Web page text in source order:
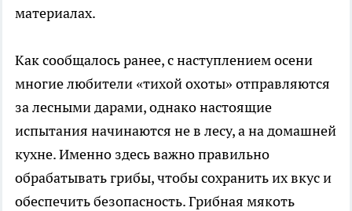
материалах.
Как сообщалось ранее, с наступлением осени
многие любители «тихой охоты» отправляются
за лесными дарами, однако настоящие
испытания начинаются не в лесу, а на домашней
кухне. Именно здесь важно правильно
обрабатывать грибы, чтобы сохранить их вкус и
обеспечить безопасность. Грибная мякоть